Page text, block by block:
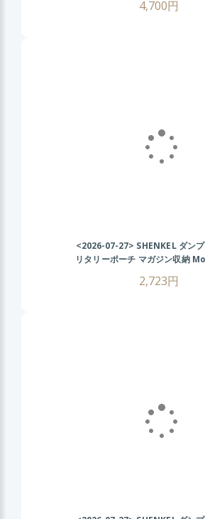
ーム コスプレ
4,700円
<2026-07-27> SHENKEL ダン
リタリーポーチ マガジン収納
ーブドラブ
2,723円